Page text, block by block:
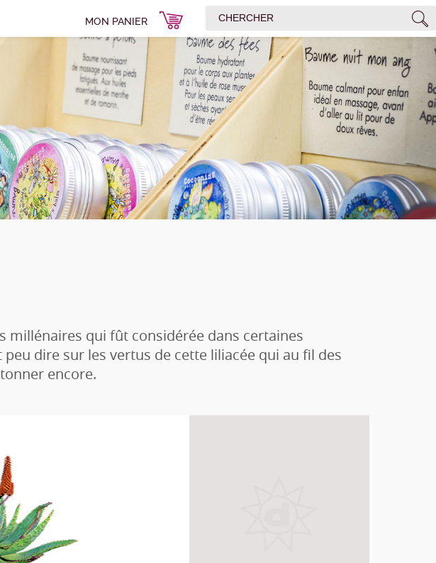
MON PANIER
millénaires qui fût considérée dans certaines
peu dire sur les vertus de cette liliacée qui au fil des
encore.